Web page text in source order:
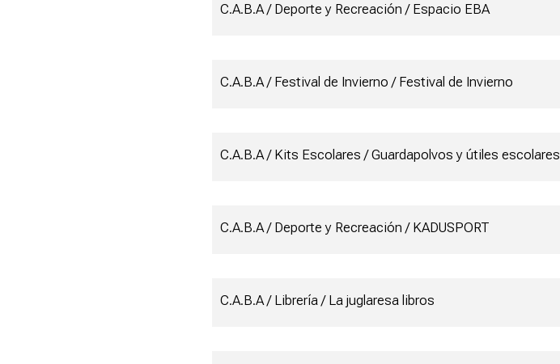
C.A.B.A / Deporte y Recreación / Espacio EBA
C.A.B.A / Festival de Invierno / Festival de Invierno
C.A.B.A / Kits Escolares / Guardapolvos y útiles escolares
C.A.B.A / Deporte y Recreación / KADUSPORT
C.A.B.A / Librería / La juglaresa libros